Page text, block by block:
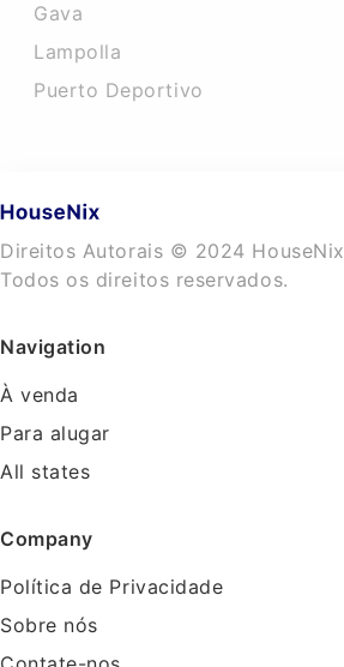
Gava
Lampolla
Puerto Deportivo
Direitos Autorais © 2024 HouseNix
Todos os direitos reservados.
Navigation
À venda
Para alugar
All states
Company
Política de Privacidade
Sobre nós